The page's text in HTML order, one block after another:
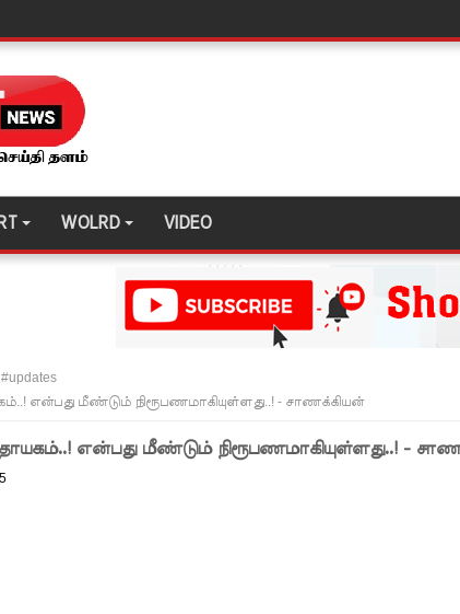
விலையில் மாற்றமில்லை!
அதிவேக நெடுஞ்சாலையில் செல்ல தடை!
பெற்றோல் குண்டு வீச்சு!
ரூமேஷ் தரங்க முதலிடத்தில்!
WOLRD VIDEO
என்பது மீண்டும் நிரூபணமாகியுள்ளது..! - சாணக்கியன்
தாயகம்..! என்பது மீண்டும் நிரூபணமாகியுள்ளது..! -